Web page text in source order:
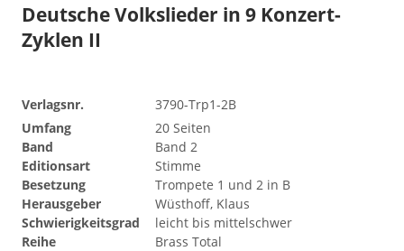
Deutsche Volkslieder in 9 Konzert-
Zyklen II
Verlagsnr.
3790-Trp1-2B
Umfang
20 Seiten
Band
Band 2
Editionsart
Stimme
Besetzung
Trompete 1 und 2 in B
Herausgeber
Wüsthoff, Klaus
Schwierigkeitsgrad
leicht bis mittelschwer
Reihe
Brass Total